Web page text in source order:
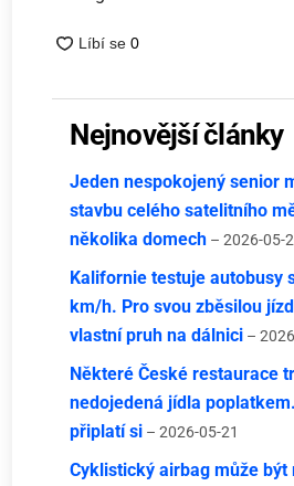
Nejnovější články
Jeden nespokojený senior
stavbu celého satelitního
několika domech – 2026-05-
Kalifornie testuje autobusy
km/h. Pro svou zběsilou
vlastní pruh na dálnici –
Některé České restaurace
nedojedená jídla
připlatí si – 2026-05-21
Cyklistický airbag může být